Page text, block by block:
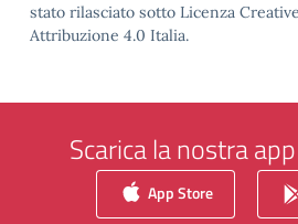
stato rilasciato sotto Licenza
Attribuzione 4.0 Italia.
Scarica la nostra
App Store